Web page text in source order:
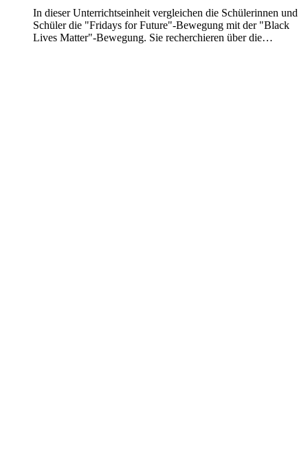
In dieser Unterrichtseinheit vergleichen die Schülerinnen und
Schüler die "Fridays for Future"-Bewegung mit der "Black
Lives Matter"-Bewegung. Sie recherchieren über die…